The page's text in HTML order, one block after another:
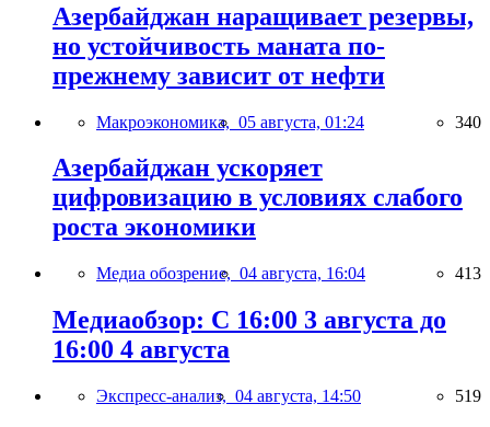
Азербайджан наращивает резервы,
но устойчивость маната по-
прежнему зависит от нефти
Макроэкономика, 05 августа, 01:24 340
Азербайджан ускоряет
цифровизацию в условиях слабого
роста экономики
Медиа обозрение, 04 августа, 16:04 413
Медиаобзор: С 16:00 3 августа до
16:00 4 августа
Экспресс-анализ, 04 августа, 14:50 519